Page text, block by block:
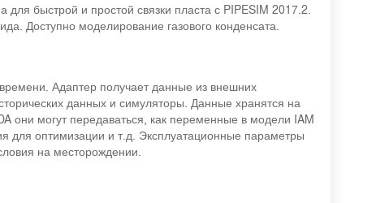
быстрой и простой связки пласта с PIPESIM 2017.2.
Доступно моделирование газового конденсата.
Адаптер получает данные из внешних
данных и симуляторы. Данные хранятся на
они могут передаваться, как переменные в модели IAM
для оптимизации и т.д. Эксплуатационные параметры
на месторождении.